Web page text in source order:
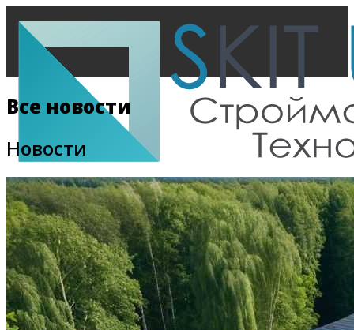
Главная
Все новости
Все новости
Новости